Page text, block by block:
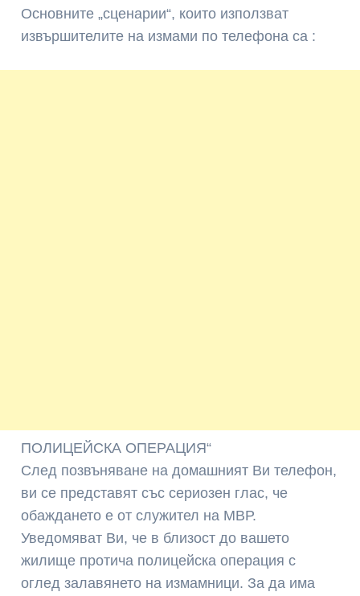
Основните „сценарии“, които използват
извършителите на измами по телефона са :
ПОЛИЦЕЙСКА ОПЕРАЦИЯ“
След позвъняване на домашният Ви телефон,
ви се представят със сериозен глас, че
обаждането е от служител на МВР.
Уведомяват Ви, че в близост до вашето
жилище протича полицейска операция с
оглед залавянето на измамници. За да има